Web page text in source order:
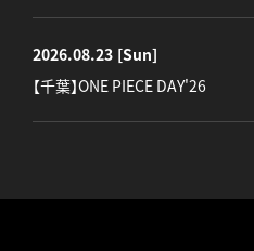
2026.08.23 [Sun]
【千葉】ONE PIECE DAY'26